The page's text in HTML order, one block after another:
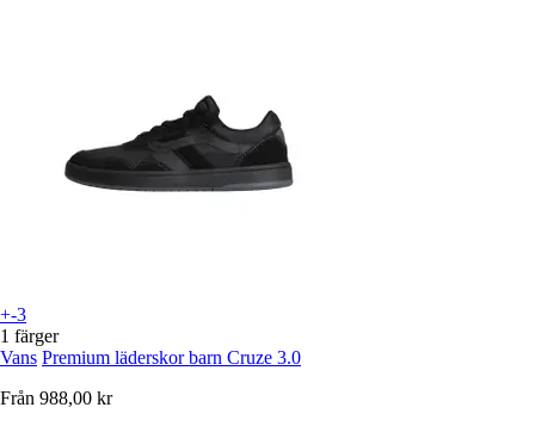
+-3
1 färger
Vans Premium läderskor barn Cruze 3.0
Från 988,00 kr